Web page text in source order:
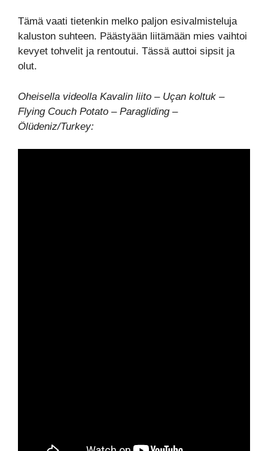
Tämä vaati tietenkin melko paljon esivalmisteluja
kaluston suhteen. Päästyään liitämään mies vaihtoi
kevyet tohvelit ja rentoutui. Tässä auttoi sipsit ja
olut.
Oheisella videolla Kavalin liito – Uçan koltuk –
Flying Couch Potato – Paragliding –
Ölüdeniz/Turkey: